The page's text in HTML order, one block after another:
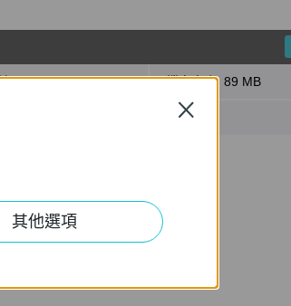
語 檔案大小: 89 MB
其他選項
Close